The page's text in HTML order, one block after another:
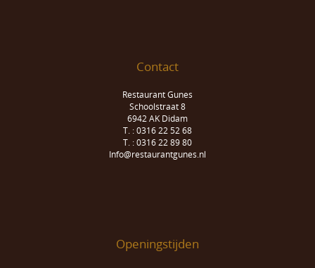
Contact
Restaurant Gunes
Schoolstraat 8
6942 AK Didam
T. : 0316 22 52 68
T. : 0316 22 89 80
Info@restaurantgunes.nl
Openingstijden